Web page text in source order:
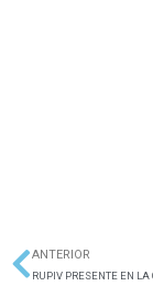
Ant
ANTERIOR